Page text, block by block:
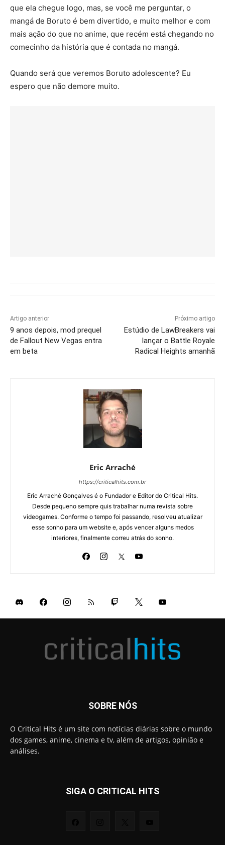
que ela chegue logo, mas, se você me perguntar, o
mangá de Boruto é bem divertido, e muito melhor e com
mais ação do que no anime, que recém está chegando no
comecinho da história que é contada no mangá.
Quando será que veremos Boruto adolescente? Eu
espero que não demore muito.
Artigo anterior
9 anos depois, mod prequel
de Fallout New Vegas entra
em beta
Próximo artigo
Estúdio de LawBreakers vai
lançar o Battle Royale
Radical Heights amanhã
Eric Arraché
https://criticalhits.com.br
Eric Arraché Gonçalves é o Fundador e Editor do Critical Hits.
Desde pequeno sempre quis trabalhar numa revista sobre
videogames. Conforme o tempo foi passando, resolveu atualizar
esse sonho para um website e, após vencer alguns medos
interiores, finalmente correu atrás do sonho.
SOBRE NÓS
O Critical Hits é um site com notícias diárias sobre o mundo
dos games, anime, cinema e tv, além de artigos, opinião e
análises.
SIGA O CRITICAL HITS